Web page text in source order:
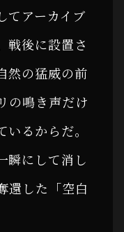
てアーカイブ
戦後に設置さ
然の猛威の前
の鳴き声だけ
るからだ。
瞬にして消し
還した「空白